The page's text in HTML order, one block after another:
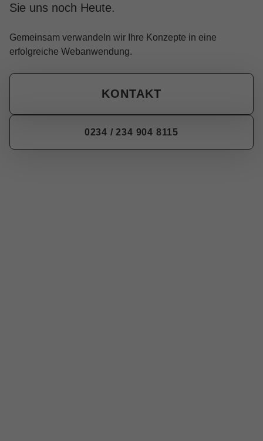
Sie uns noch Heute.
Gemeinsam verwandeln wir Ihre Konzepte in eine
erfolgreiche Webanwendung.
KONTAKT
0234 / 234 904 8115